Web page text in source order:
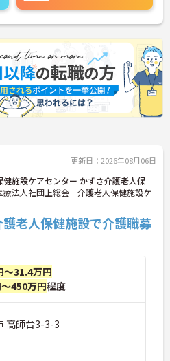
更新日：2026年08月06日
施設ケアセンター かずさ介護老人保
療法人社団上総会 介護老人保健施設ケ
護老人保健施設で介護職募
～31.4万円
450万円程度
高師台3-3-3